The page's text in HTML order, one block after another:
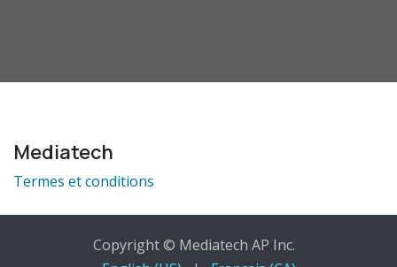
Mediatech
Termes et conditions
Copyright © Mediatech AP Inc.